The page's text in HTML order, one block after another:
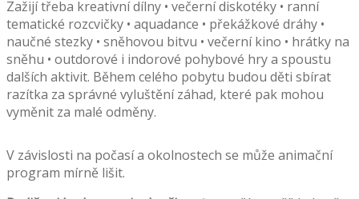
Zažijí třeba kreativní dílny • večerní diskotéky • ranní
tematické rozcvičky • aquadance • překážkové dráhy •
naučné stezky • sněhovou bitvu • večerní kino • hrátky na
sněhu • outdorové i indorové pohybové hry a spoustu
dalších aktivit. Během celého pobytu budou děti sbírat
razítka za správné vyluštění záhad, které pak mohou
vyměnit za malé odměny.
V závislosti na počasí a okolnostech se může animační
program mírně lišit.